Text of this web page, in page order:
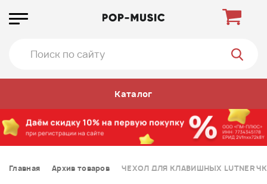
Каталог
Главная Архив товаров ЧЕХОЛ ДЛЯ КЛАВИШНЫХ LUTNER